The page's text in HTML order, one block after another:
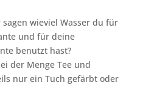
wieviel Wasser du für
und für deine
benutzt hast?
der Menge Tee und
nur ein Tuch gefärbt oder